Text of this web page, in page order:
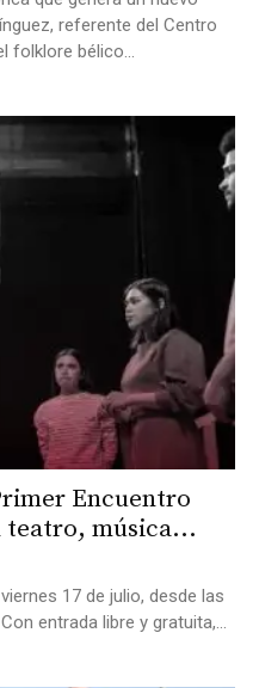
referente del Centro
folklore bélico...
Encuentro
teatro, música...
17 de julio, desde las
entrada libre y gratuita,...